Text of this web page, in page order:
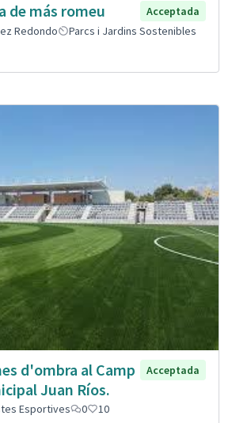
de más romeu
Acceptada
Redondo
Parcs i Jardins Sostenibles
d'ombra al Camp
Juan Ríos.
Acceptada
Esportives 0 10